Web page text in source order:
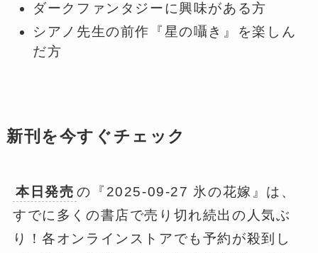
ダークファンタジーに興味がある方
シアノ先生の前作『星の囁き』を楽しん
だ方
新刊を今すぐチェック
本日発売 の『2025-09-27 氷の花嫁』は、
すでに多くの書店で売り切れ続出の人気ぶ
り！各オンラインストアでも予約が殺到し